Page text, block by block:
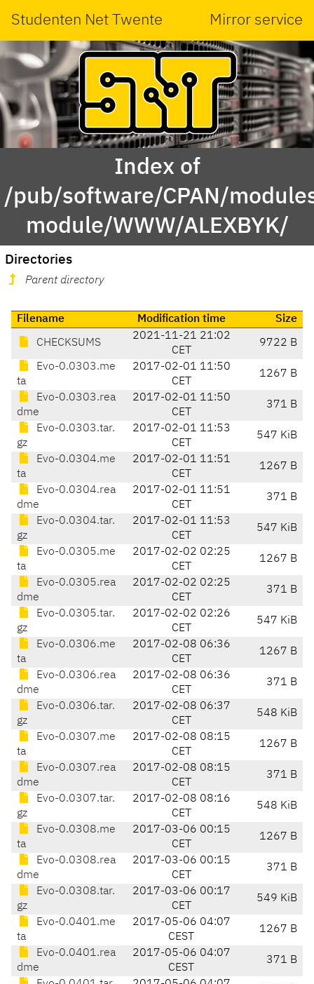
Studenten Net Twente Mirror service
Index of
/pub/software/CPAN/
module/WWW/ALEXBYK/
Directories
Parent directory
Filename Modification time Size
CHECKSUMS
2021-11-21 21:02
CET
9722 B
Evo-0.0303.me
ta
2017-02-01 11:50
CET
1267 B
Evo-0.0303.rea
dme
2017-02-01 11:50
CET
371 B
Evo-0.0303.tar.
gz
2017-02-01 11:53
CET
547 KiB
Evo-0.0304.me
ta
2017-02-01 11:51
CET
1267 B
Evo-0.0304.rea
dme
2017-02-01 11:51
CET
371 B
Evo-0.0304.tar.
gz
2017-02-01 11:53
CET
547 KiB
Evo-0.0305.me
ta
2017-02-02 02:25
CET
1267 B
Evo-0.0305.rea
dme
2017-02-02 02:25
CET
371 B
Evo-0.0305.tar.
gz
2017-02-02 02:26
CET
547 KiB
Evo-0.0306.me
ta
2017-02-08 06:36
CET
1267 B
Evo-0.0306.rea
dme
2017-02-08 06:36
CET
371 B
Evo-0.0306.tar.
gz
2017-02-08 06:37
CET
548 KiB
Evo-0.0307.me
ta
2017-02-08 08:15
CET
1267 B
Evo-0.0307.rea
dme
2017-02-08 08:15
CET
371 B
Evo-0.0307.tar.
gz
2017-02-08 08:16
CET
548 KiB
Evo-0.0308.me
ta
2017-03-06 00:15
CET
1267 B
Evo-0.0308.rea
dme
2017-03-06 00:15
CET
371 B
Evo-0.0308.tar.
gz
2017-03-06 00:17
CET
549 KiB
Evo-0.0401.me
ta
2017-05-06 04:07
CEST
1267 B
Evo-0.0401.rea
dme
2017-05-06 04:07
CEST
371 B